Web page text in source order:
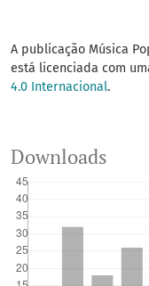
A publicação Música
está licenciada com
4.0 Internacional.
Downloads